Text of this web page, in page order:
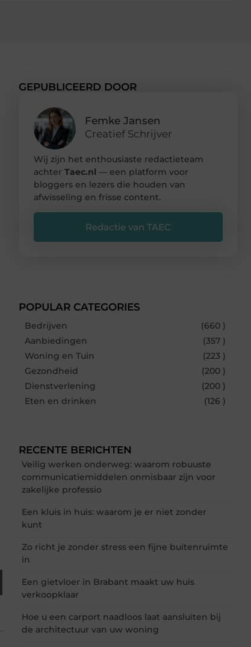
GEPUBLICEERD DOOR
Femke Jansen
Creatief Schrijver
Wij zijn het enthousiaste redactieteam
achter Taec.nl — een platform voor
bloggers en lezers die houden van
afwisseling en frisse content.
Redactie van TAEC
POPULAR CATEGORIES
Bedrijven
(660 )
Aanbiedingen
(357 )
Woning en Tuin
(223 )
Gezondheid
(200 )
Dienstverlening
(200 )
Eten en drinken
(126 )
RECENTE BERICHTEN
Veilig werken onderweg: waarom robuuste
communicatiemiddelen onmisbaar zijn voor
zakelijke professio
Een kluis in huis: waarom je er niet zonder
kunt
Zo richt je zonder stress een fijne buitenruimte
in
Een gietvloer in Brabant maakt uw huis
verkoopklaar
Hoe u een carport naadloos laat aansluiten bij
de architectuur van uw woning